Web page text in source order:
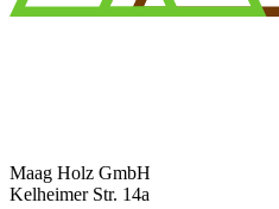
Maag Holz GmbH
Kelheimer Str. 14a